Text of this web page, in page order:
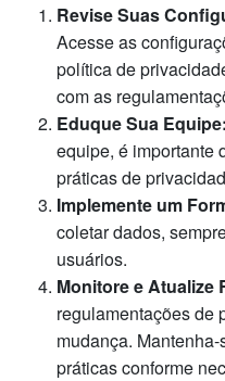
Revise Suas
Acesse as
política de
com as
Eduque Sua Equipe:
equipe, é importante
práticas de
Implemente um
coletar dados,
usuários.
Monitore e Atualize
regulamentações de
mudança.
práticas conforme